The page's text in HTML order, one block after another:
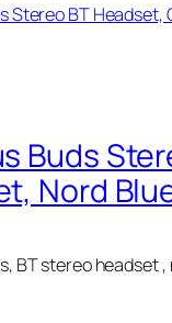
Stereo BT Headset,
Buds
Nord
BT stereo headset ,